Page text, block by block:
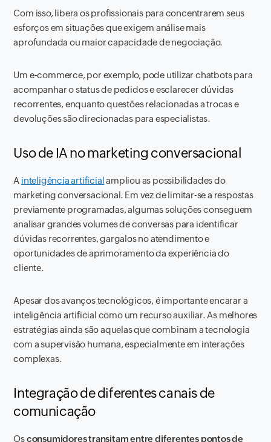
Com isso, libera os profissionais para concentrarem seus
esforços em situações que exigem análise mais
aprofundada ou maior capacidade de negociação.
Um e-commerce, por exemplo, pode utilizar chatbots para
acompanhar o status de pedidos e esclarecer dúvidas
recorrentes, enquanto questões relacionadas a trocas e
devoluções são direcionadas para especialistas.
Uso de IA no marketing conversacional
A inteligência artificialampliou as possibilidades do
marketing conversacional. Em vez de limitar-se a respostas
previamente programadas, algumas soluções conseguem
analisar grandes volumes de conversas para identificar
dúvidas recorrentes, gargalos no atendimento e
oportunidades de aprimoramento da experiência do
cliente.
Apesar dos avanços tecnológicos, é importante encarar a
inteligência artificial como um recurso auxiliar. As melhores
estratégias ainda são aquelas que combinam a tecnologia
com a supervisão humana, especialmente em interações
complexas.
Integração de diferentes canais de
comunicação
Osconsumidores transitam entre diferentes pontos de